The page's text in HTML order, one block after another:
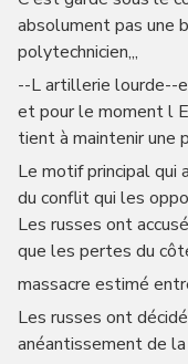
absolument pas une
polytechnicien,,,
--L artillerie lourde--
et pour le moment l
tient à maintenir une
Le motif principal qui
du conflit qui les
Les russes ont
que les pertes du
massacre estimé
Les russes ont
anéantissement de